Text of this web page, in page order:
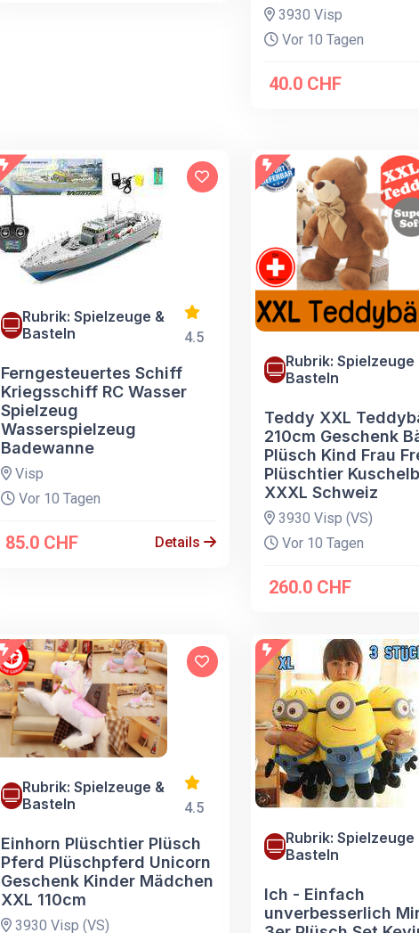
3930 Visp
Vor 10 Tagen
40.0 CHF
Rubrik: Spielzeuge &
Basteln
4.5
Ferngesteuertes Schiff
Kriegsschiff RC Wasser
Spielzeug
Wasserspielzeug
Badewanne
Visp
Vor 10 Tagen
85.0 CHF Details
Rubrik: Spielzeuge
Basteln
Teddy XXL
210cm Geschenk
Plüsch Kind Frau
Plüschtier
XXXL Schweiz
3930 Visp (VS)
Vor 10 Tagen
260.0 CHF
Rubrik: Spielzeuge &
Basteln
4.5
Einhorn Plüschtier Plüsch
Pferd Plüschpferd Unicorn
Geschenk Kinder Mädchen
XXL 110cm
3930 Visp (VS)
Rubrik: Spielzeuge
Basteln
Ich - Einfach
unverbesserlich